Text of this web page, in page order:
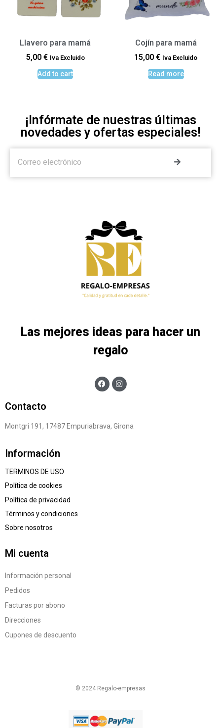
Llavero para mamá
5,00 € Iva Excluido
Add to cart
Cojín para mamá
15,00 € Iva Excluido
Read more
¡Infórmate de nuestras últimas
novedades y ofertas especiales!
Las mejores ideas para hacer un
regalo
Contacto
Montgri 191, 17487 Empuriabrava, Girona
Información
TERMINOS DE USO
Política de cookies
Política de privacidad
Términos y condiciones
Sobre nosotros
Mi cuenta
Información personal
Pedidos
Facturas por abono
Direcciones
Cupones de descuento
© 2024 Regalo-empresas